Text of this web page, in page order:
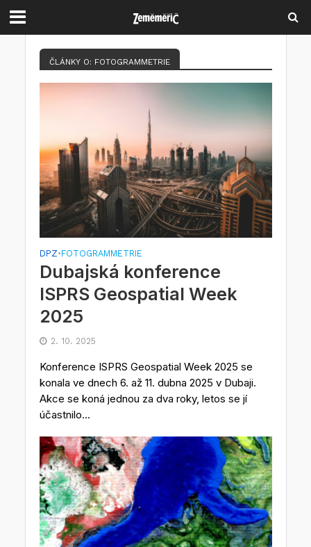
ČLÁNKY O: FOTOGRAMMETRIE
DPZ•FOTOGRAMMETRIE
Dubajská konference
ISPRS Geospatial Week
2025
2. 10. 2025
Konference ISPRS Geospatial Week 2025 se
konala ve dnech 6. až 11. dubna 2025 v Dubaji.
Akce se koná jednou za dva roky, letos se jí
účastnilo...